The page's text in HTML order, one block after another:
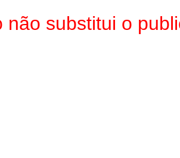
não substitui o